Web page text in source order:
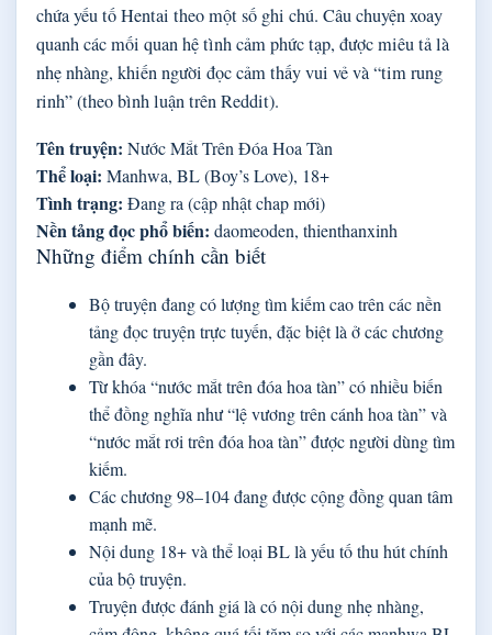
chứa yếu tố Hentai theo một số ghi chú. Câu chuyện xoay
quanh các mối quan hệ tình cảm phức tạp, được miêu tả là
nhẹ nhàng, khiến người đọc cảm thấy vui vẻ và “tim rung
rinh” (theo bình luận trên Reddit).
Tên truyện: Nước Mắt Trên Đóa Hoa Tàn
Thể loại: Manhwa, BL (Boy’s Love), 18+
Tình trạng: Đang ra (cập nhật chap mới)
Nền tảng đọc phổ biến: daomeoden, thienthanxinh
Những điểm chính cần biết
Bộ truyện đang có lượng tìm kiếm cao trên các nền
tảng đọc truyện trực tuyến, đặc biệt là ở các chương
gần đây.
Từ khóa “nước mắt trên đóa hoa tàn” có nhiều biến
thể đồng nghĩa như “lệ vương trên cánh hoa tàn” và
“nước mắt rơi trên đóa hoa tàn” được người dùng tìm
kiếm.
Các chương 98–104 đang được cộng đồng quan tâm
mạnh mẽ.
Nội dung 18+ và thể loại BL là yếu tố thu hút chính
của bộ truyện.
Truyện được đánh giá là có nội dung nhẹ nhàng,